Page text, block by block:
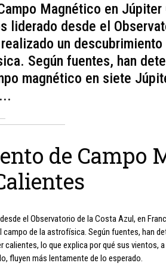
Magnético en Júpiter
liderado desde el
un
Según fuentes, han
magnético en siete
de Campo
el Observatorio de la Costa Azul, en
de la astrofísica. Según fuentes, han
lo que explica por qué sus vientos,
fluyen más lentamente de lo esperado.